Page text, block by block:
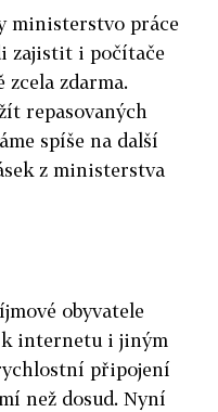
ministerstvo práce
zajistit i počítače
zcela zdarma.
repasovaných
spíše na další
z ministerstva
obyvatele
internetu i jiným
připojení
než dosud. Nyní